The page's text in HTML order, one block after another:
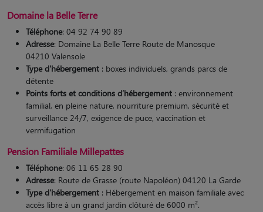
Domaine la Belle Terre
Téléphone: 04 92 74 90 89
Adresse: Domaine La Belle Terre Route de Manosque
04210 Valensole
Type d'hébergement : boxes individuels, grands parcs de
détente
Points forts et conditions d’hébergement : environnement
familial, en pleine nature, nourriture premium, sécurité et
surveillance 24/7, exigence de puce, vaccination et
vermifugation​
Pension Familiale Millepattes
Téléphone: 06 11 65 28 90
Adresse: Route de Grasse (route Napoléon) 04120 La Garde
Type d'hébergement : Hébergement en maison familiale avec
accès libre à un grand jardin clôturé de 6000 m².